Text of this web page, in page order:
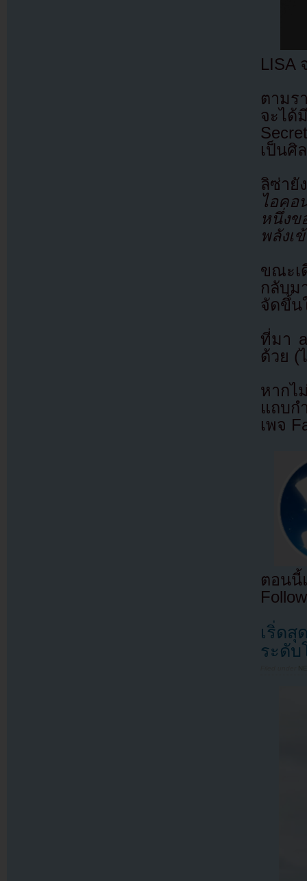
LISA
ตามร
จะได้
เป็นศิ
ลิซ่ายั
ไอคอ
หนึ่งข
พลังเ
ขณะเ
กลับม
จัดขึ้น
ที่มา
ด้วย (
หากไ
แถบก
เพจ
ตอนนี้
เริ่ดสุ
ระดับ